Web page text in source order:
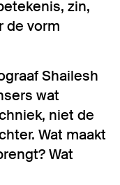
zin,
de vorm
Shailesh
wat
niet de
Wat maakt
Wat